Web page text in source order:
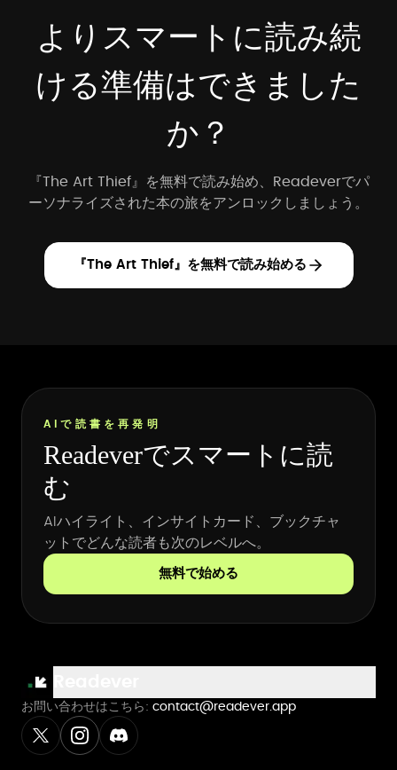
よりスマートに読み続
ける準備はできました
か？
『The Art Thief』を無料で読み始め、Readeverでパ
ーソナライズされた本の旅をアンロックしましょう。
『The Art Thief』を無料で読み始める
AIで読書を再発明
Readeverでスマートに読
む
AIハイライト、インサイトカード、ブックチャ
ットでどんな読者も次のレベルへ。
無料で始める
お問い合わせはこちら: contact@readever.app